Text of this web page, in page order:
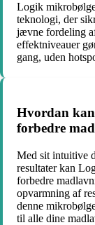
Logik
teknologi, der
jævne fordeling
effektniveauer
gang, uden
Hvordan
forbedre
Med sit intuitive
resultater kan
forbedre
opvarmning af
denne
til alle dine